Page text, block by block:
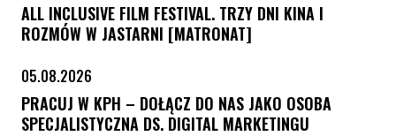
ALL INCLUSIVE FILM FESTIVAL. TRZY DNI KINA I
ROZMÓW W JASTARNI [MATRONAT]
05.08.2026
PRACUJ W KPH – DOŁĄCZ DO NAS JAKO OSOBA
SPECJALISTYCZNA DS. DIGITAL MARKETINGU